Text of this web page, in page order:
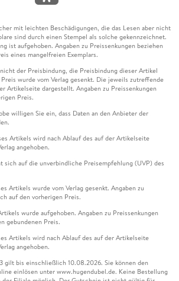
mit leichten Beschädigungen, die das Lesen aber nicht
sind durch einen Stempel als solche gekennzeichnet.
ist aufgehoben. Angaben zu Preissenkungen beziehen
eines mangelfreien Exemplars.
der Preisbindung, die Preisbindung dieser Artikel
wurde vom Verlag gesenkt. Die jeweils zutreffende
Artikelseite dargestellt. Angaben zu Preissenkungen
Preis.
willigen Sie ein, dass Daten an den Anbieter der
Artikels wird nach Ablauf des auf der Artikelseite
angehoben.
sich auf die unverbindliche Preisempfehlung (UVP) des
Artikels wurde vom Verlag gesenkt. Angaben zu
auf den vorherigen Preis.
wurde aufgehoben. Angaben zu Preissenkungen
gebundenen Preis.
Artikels wird nach Ablauf des auf der Artikelseite
angehoben.
gilt bis einschließlich 10.08.2026. Sie können den
einlösen unter www.hugendubel.de. Keine Bestellung